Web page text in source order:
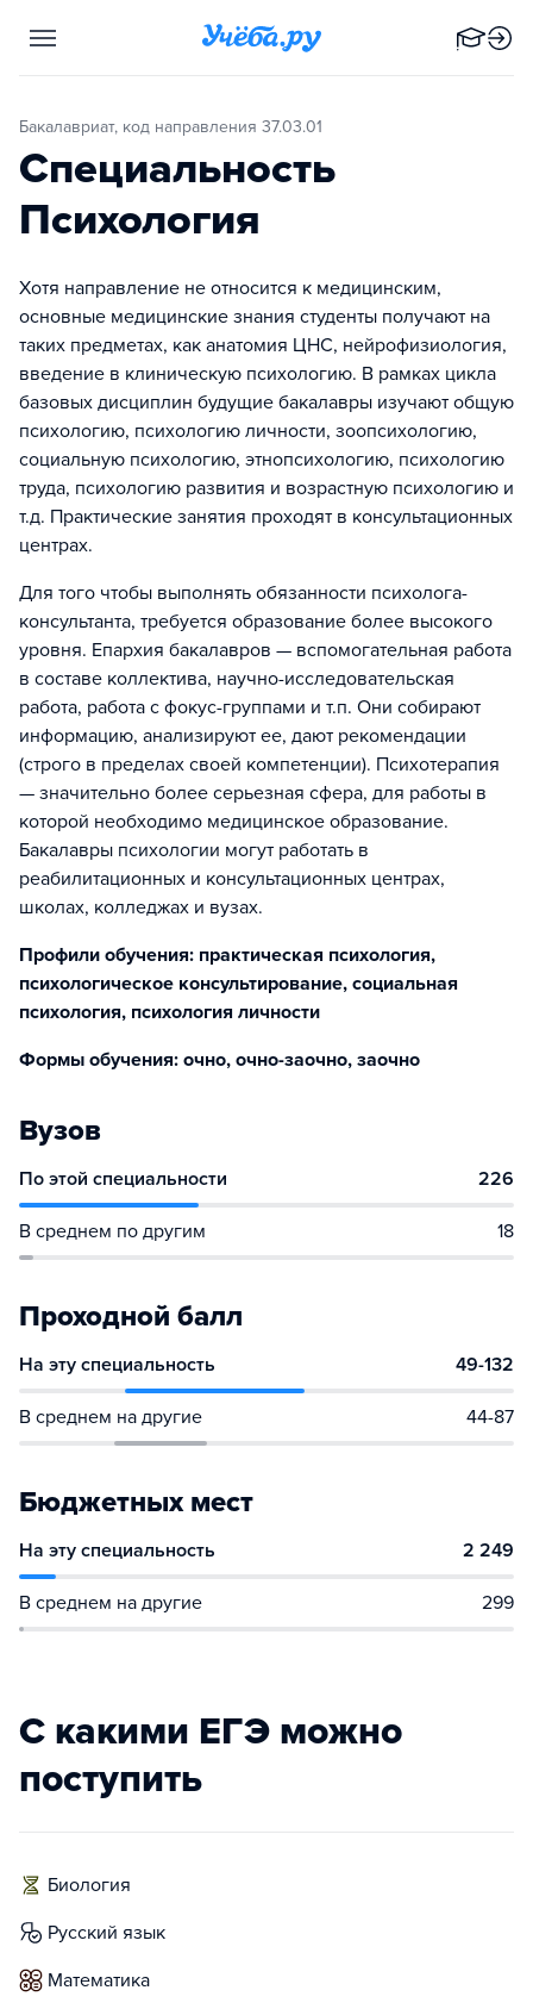
Бакалавриат, код направления 37.03.01
Специальность
Психология
Хотя направление не относится к медицинским,
основные медицинские знания студенты получают на
таких предметах, как анатомия ЦНС, нейрофизиология,
введение в клиническую психологию. В рамках цикла
базовых дисциплин будущие бакалавры изучают общую
психологию, психологию личности, зоопсихологию,
социальную психологию, этнопсихологию, психологию
труда, психологию развития и возрастную психологию и
т.д. Практические занятия проходят в консультационных
центрах.
Для того чтобы выполнять обязанности психолога-
консультанта, требуется образование более высокого
уровня. Епархия бакалавров — вспомогательная работа
в составе коллектива, научно-исследовательская
работа, работа с фокус-группами и т.п. Они собирают
информацию, анализируют ее, дают рекомендации
(строго в пределах своей компетенции). Психотерапия
— значительно более серьезная сфера, для работы в
которой необходимо медицинское образование.
Бакалавры психологии могут работать в
реабилитационных и консультационных центрах,
школах, колледжах и вузах.
Профили обучения: практическая психология,
психологическое консультирование, социальная
психология, психология личности
Формы обучения: очно, очно-заочно, заочно
Вузов
По этой специальности 226
В среднем по другим 18
Проходной балл
На эту специальность 49-132
В среднем на другие 44-87
Бюджетных мест
На эту специальность 2 249
В среднем на другие 299
С какими ЕГЭ можно
поступить
биология
русский язык
математика